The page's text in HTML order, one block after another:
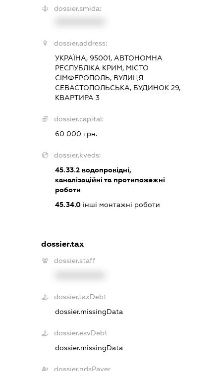
dossier.smida:
dossier.address:
УКРАЇНА, 95001, АВТОНОМНА
РЕСПУБЛІКА КРИМ, МІСТО
СІМФЕРОПОЛЬ, ВУЛИЦЯ
СЕВАСТОПОЛЬСЬКА, БУДИНОК 29,
КВАРТИРА 3
dossier.capital:
60 000 грн.
dossier.kveds:
45.33.2 водопровідні,
каналізаційні та протипожежні
роботи
45.34.0 інші монтажні роботи
dossier.tax
dossier.staff
dossier.taxDebt
dossier.missingData
dossier.esvDebt
dossier.missingData
dossier.ndsPayer